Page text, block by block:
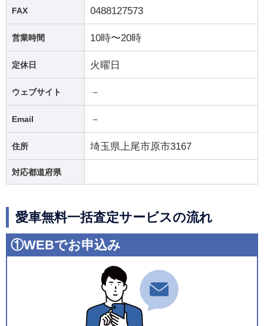
FAX 0488127573
営業時間 10時〜20時
定休日 火曜日
ウェブサイト －
Email －
住所 埼玉県上尾市原市3167
対応都道府県
愛車無料一括査定サービスの流れ
①WEBでお申込み